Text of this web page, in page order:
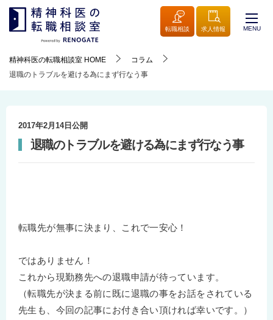
転職相談 求人情報 MENU
精神科医の転職相談室 HOME
コラム
退職のトラブルを避ける為にまず行なう事
2017年2月14日 公開
退職のトラブルを避ける為にまず行なう事
転職先が無事に決まり、これで一安心！
ではありません！
これから現勤務先への退職申請が待っています。
（転職先が決まる前に既に退職の事をお話をされている
先生も、今回の記事にお付き合い頂ければ幸いです。）